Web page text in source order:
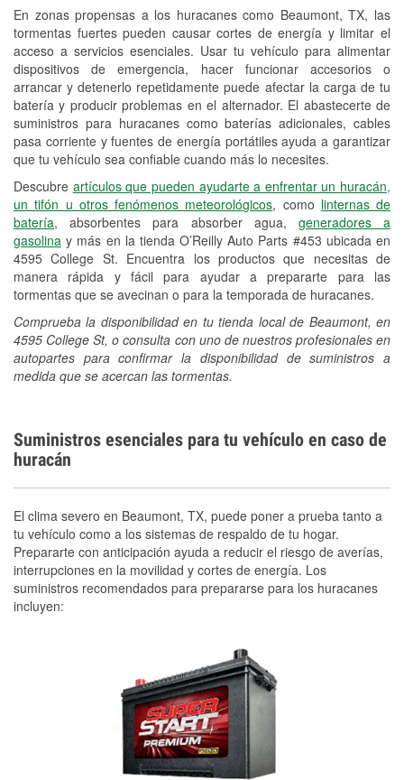
En zonas propensas a los huracanes como Beaumont, TX, las
tormentas fuertes pueden causar cortes de energía y limitar el
acceso a servicios esenciales. Usar tu vehículo para alimentar
dispositivos de emergencia, hacer funcionar accesorios o
arrancar y detenerlo repetidamente puede afectar la carga de tu
batería y producir problemas en el alternador. El abastecerte de
suministros para huracanes como baterías adicionales, cables
pasa corriente y fuentes de energía portátiles ayuda a garantizar
que tu vehículo sea confiable cuando más lo necesites.
Descubre artículos que pueden ayudarte a enfrentar un huracán,
un tifón u otros fenómenos meteorológicos, como linternas de
batería, absorbentes para absorber agua, generadores a
gasolina y más en la tienda O’Reilly Auto Parts #453 ubicada en
4595 College St. Encuentra los productos que necesitas de
manera rápida y fácil para ayudar a prepararte para las
tormentas que se avecinan o para la temporada de huracanes.
Comprueba la disponibilidad en tu tienda local de Beaumont, en
4595 College St, o consulta con uno de nuestros profesionales en
autopartes para confirmar la disponibilidad de suministros a
medida que se acercan las tormentas.
freno
Mangueras hidráulicas a la medida
Hurricane Supplies
Tornado Supplies
Conoce más
Suministros esenciales para tu vehículo en caso de
huracán
El clima severo en Beaumont, TX, puede poner a prueba tanto a
tu vehículo como a los sistemas de respaldo de tu hogar.
Prepararte con anticipación ayuda a reducir el riesgo de averías,
interrupciones en la movilidad y cortes de energía. Los
suministros recomendados para prepararse para los huracanes
incluyen: